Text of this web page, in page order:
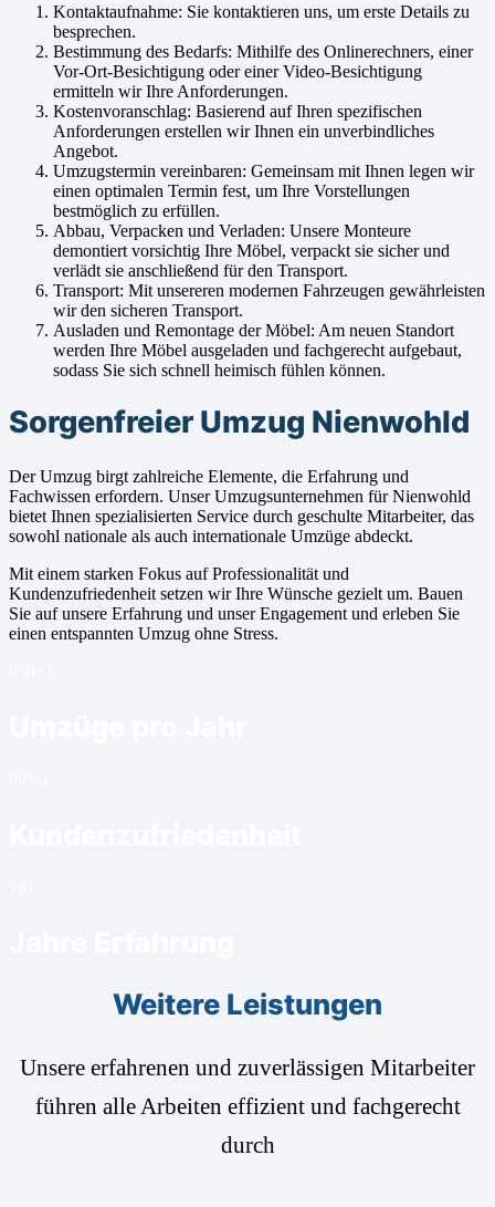
Kontaktaufnahme: Sie kontaktieren uns, um erste Details zu
besprechen.
Bestimmung des Bedarfs: Mithilfe des Onlinerechners, einer
Vor-Ort-Besichtigung oder einer Video-Besichtigung
ermitteln wir Ihre Anforderungen.
Kostenvoranschlag: Basierend auf Ihren spezifischen
Anforderungen erstellen wir Ihnen ein unverbindliches
Angebot.
Umzugstermin vereinbaren: Gemeinsam mit Ihnen legen wir
einen optimalen Termin fest, um Ihre Vorstellungen
bestmöglich zu erfüllen.
Abbau, Verpacken und Verladen: Unsere Monteure
demontiert vorsichtig Ihre Möbel, verpackt sie sicher und
verlädt sie anschließend für den Transport.
Transport: Mit unsereren modernen Fahrzeugen gewährleisten
wir den sicheren Transport.
Ausladen und Remontage der Möbel: Am neuen Standort
werden Ihre Möbel ausgeladen und fachgerecht aufgebaut,
sodass Sie sich schnell heimisch fühlen können.
Sorgenfreier Umzug Nienwohld
Der Umzug birgt zahlreiche Elemente, die Erfahrung und
Fachwissen erfordern. Unser Umzugsunternehmen für Nienwohld
bietet Ihnen spezialisierten Service durch geschulte Mitarbeiter, das
sowohl nationale als auch internationale Umzüge abdeckt.
Mit einem starken Fokus auf Professionalität und
Kundenzufriedenheit setzen wir Ihre Wünsche gezielt um. Bauen
Sie auf unsere Erfahrung und unser Engagement und erleben Sie
einen entspannten Umzug ohne Stress.
Weitere Leistungen
Unsere erfahrenen und zuverlässigen Mitarbeiter
führen alle Arbeiten effizient und fachgerecht
durch